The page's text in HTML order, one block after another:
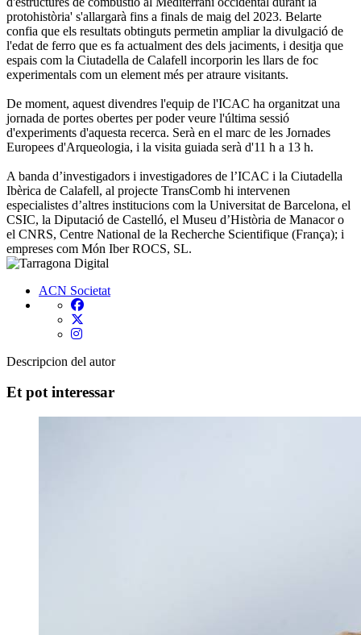
protohistòria' s'allargarà fins a finals de maig del 2023. Belarte
confia que els resultats obtinguts permetin ampliar la divulgació de
l'edat de ferro que es fa actualment des dels jaciments, i desitja que
espais com la Ciutadella de Calafell incorporin les llars de foc
experimentals com un element més per atraure visitants.
De moment, aquest divendres l'equip de l'ICAC ha organitzat una
jornada de portes obertes per poder veure l'última sessió
d'experiments d'aquesta recerca. Serà en el marc de les Jornades
Europees d'Arqueologia, i la visita guiada serà d'11 h a 13 h.
A banda d’investigadors i investigadores de l’ICAC i la Ciutadella
Ibèrica de Calafell, al projecte TransComb hi intervenen
especialistes d’altres institucions com la Universitat de Barcelona, el
CSIC, la Diputació de Castelló, el Museu d’Història de Manacor o
el CNRS, Centre National de la Recherche Scientifique (França); i
empreses com Món Iber ROCS, SL.
ACN Societat
Descripcion del autor
Et pot interessar